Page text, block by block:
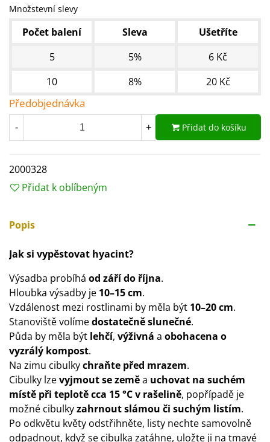
Množstevní slevy
Počet balení Sleva
Ušetříte
5
5%
6 Kč
10
8% 20 Kč
Předobjednávka
- + Přidat do košíku
2000328
Přidat k oblíbeným
Popis
Jak si vypěstovat hyacint?
Výsadba probíhá od září do října.
Hloubka výsadby je 10–15 cm.
Vzdálenost mezi rostlinami by měla být 10–20 cm.
Stanoviště volímedostatečněslunečné.
Půda by měla být lehčí, výživná a obohacena o
vyzrálý kompost.
Na zimu cibulkychraňte před mrazem.
Cibulky lzevyjmout se zeměa uchovat na suchém
místě při teplotě cca 15 °C v rašelině, popřípadě je
možné cibulkyzahrnout slámou či suchým listím.
Po odkvětu květy odstřihněte, listy nechte samovolně
odpadnout, když se cibulka zatáhne, uložte ji na tmavé